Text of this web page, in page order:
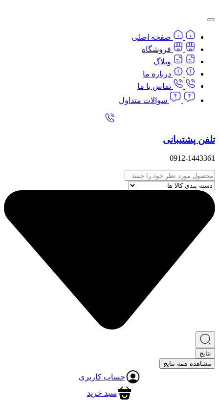
به
صفحه اصلی
فروشگاه
وبلاگ
درباره ما
تماس با ما
سوالات متداول
تلفن پشتیبانی
0912-1443361
Search
...
نتایج
مشاهده همه نتایج
حساب کاربری
سبد خرید